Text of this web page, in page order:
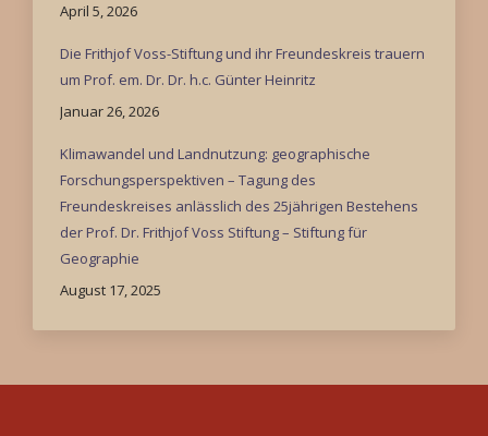
April 5, 2026
Die Frithjof Voss-Stiftung und ihr Freundeskreis trauern
um Prof. em. Dr. Dr. h.c. Günter Heinritz
Januar 26, 2026
Klimawandel und Landnutzung: geographische
Forschungsperspektiven – Tagung des
Freundeskreises anlässlich des 25jährigen Bestehens
der Prof. Dr. Frithjof Voss Stiftung – Stiftung für
Geographie
August 17, 2025